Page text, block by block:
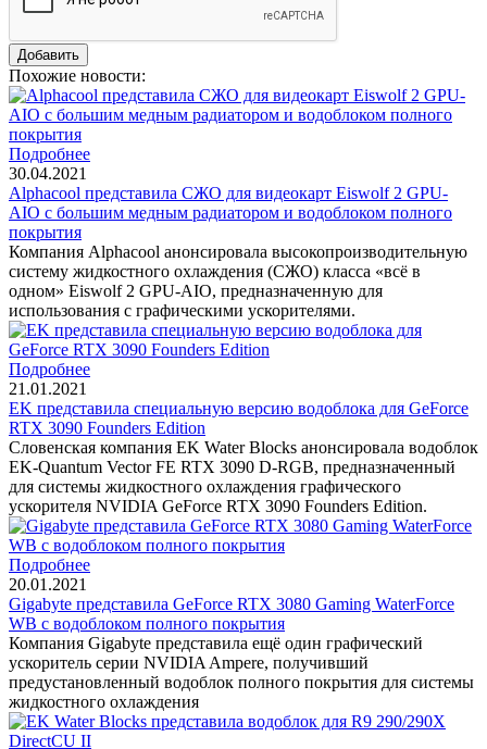
Похожие новости:
Подробнее
30.04.2021
Alphacool представила СЖО для видеокарт Eiswolf 2 GPU-
AIO с большим медным радиатором и водоблоком полного
покрытия
Компания Alphacool анонсировала высокопроизводительную
систему жидкостного охлаждения (СЖО) класса «всё в
одном» Eiswolf 2 GPU-AIO, предназначенную для
использования с графическими ускорителями.
Подробнее
21.01.2021
EK представила специальную версию водоблока для GeForce
RTX 3090 Founders Edition
Словенская компания EK Water Blocks анонсировала водоблок
EK-Quantum Vector FE RTX 3090 D-RGB, предназначенный
для системы жидкостного охлаждения графического
ускорителя NVIDIA GeForce RTX 3090 Founders Edition.
Подробнее
20.01.2021
Gigabyte представила GeForce RTX 3080 Gaming WaterForce
WB с водоблоком полного покрытия
Компания Gigabyte представила ещё один графический
ускоритель серии NVIDIA Ampere, получивший
предустановленный водоблок полного покрытия для системы
жидкостного охлаждения